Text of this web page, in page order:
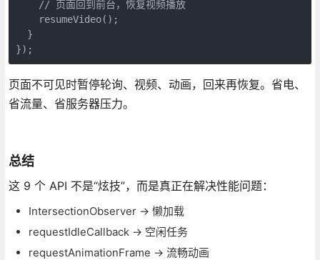
// 页面回到前台，恢复视频播放
resumeVideo();
}
});
页面不可见时暂停轮询、视频、动画，回来再恢复。省电、
省流量、省服务器压力。
总结
这 9 个 API 不是“炫技”，而是真正在解决性能问题：
IntersectionObserver → 懒加载
requestIdleCallback → 空闲任务
requestAnimationFrame → 流畅动画